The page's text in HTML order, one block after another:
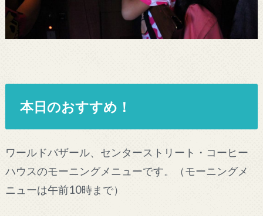
本日のおすすめ！
ワールドバザール、センターストリート・コーヒー
ハウスのモーニングメニューです。（モーニングメ
ニューは午前10時まで）